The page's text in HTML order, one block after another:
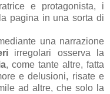
e protagonista, i
pagina in una sorta di
una narrazione
irregolari osserva la
, come tante altre, fatta
e delusioni, risate e
ad altre, che solo la